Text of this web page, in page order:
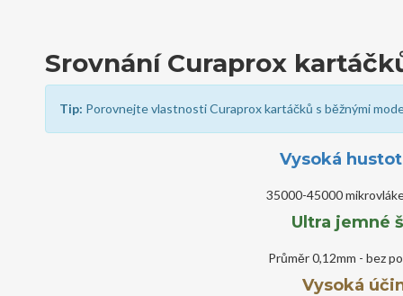
Srovnání Curaprox
Tip: Porovnejte vlastnosti Curaprox kartáčků s běžnými
Vysoká
35000-45000
Ultra jemné
Průměr 0,12mm - bez
Vysoká